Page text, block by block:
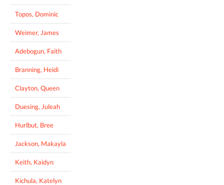
Topos, Dominic
Weimer, James
Adebogun, Faith
Branning, Heidi
Clayton, Queen
Duesing, Juleah
Hurlbut, Bree
Jackson, Makayla
Keith, Kaidyn
Kichula, Katelyn